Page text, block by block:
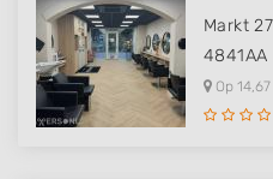
Markt 27
4841AA
Op